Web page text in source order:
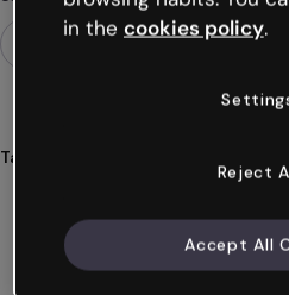
Tags
in the cookies policy.
Reject
Accept All